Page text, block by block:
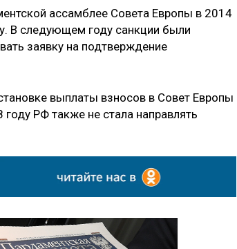
ассамблее Совета Европы в 2014
В следующем году санкции были
заявку на подтверждение
выплаты взносов в Совет Европы
РФ также не стала направлять